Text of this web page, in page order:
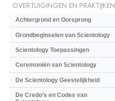
OVERTUIGINGEN EN PRAKTIJKEN
Achtergrond en Oorsprong
Grondbeginselen van Scientology
Scientology Toepassingen
Ceremoniën van Scientology
De Scientology Geestelijkheid
De Credo’s en Codes van